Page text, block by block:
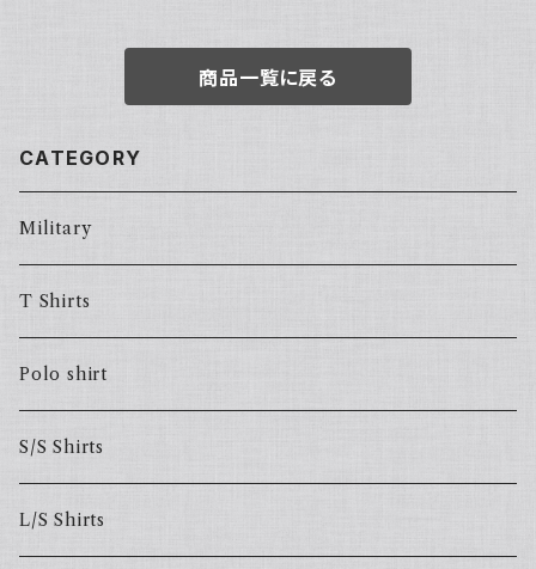
商品一覧に戻る
CATEGORY
Military
T Shirts
Polo shirt
S/S Shirts
L/S Shirts